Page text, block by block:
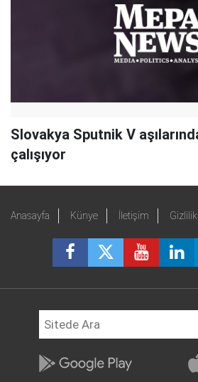
Slovakya Sputnik V
çalışıyor
Anasayfa Künye İletişim